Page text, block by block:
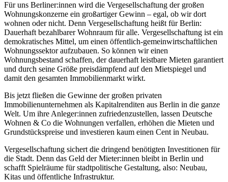
Für uns Berliner:innen wird die Vergesellschaftung der großen
Wohnungskonzerne ein großartiger Gewinn – egal, ob wir dort
wohnen oder nicht. Denn Vergesellschaftung heißt für Berlin:
Dauerhaft bezahlbarer Wohnraum für alle. Vergesellschaftung ist ein
demokratisches Mittel, um einen öffentlich-gemeinwirtschaftlichen
Wohnungssektor aufzubauen. So können wir einen
Wohnungsbestand schaffen, der dauerhaft leistbare Mieten garantiert
und durch seine Größe preisdämpfend auf den Mietspiegel und
damit den gesamten Immobilienmarkt wirkt.
Bis jetzt fließen die Gewinne der großen privaten
Immobilienunternehmen als Kapitalrenditen aus Berlin in die ganze
Welt. Um ihre Anleger:innen zufriedenzustellen, lassen Deutsche
Wohnen & Co die Wohnungen verfallen, erhöhen die Mieten und
Grundstückspreise und investieren kaum einen Cent in Neubau.
Vergesellschaftung sichert die dringend benötigten Investitionen für
die Stadt. Denn das Geld der Mieter:innen bleibt in Berlin und
schafft Spielräume für stadtpolitische Gestaltung, also: Neubau,
Kitas und öffentliche Infrastruktur.